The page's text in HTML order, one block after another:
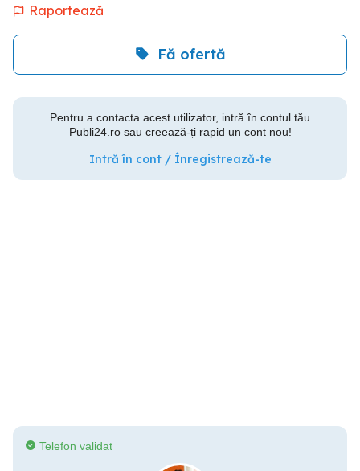
Raportează
Fă ofertă
Pentru a contacta acest utilizator, intră în contul tău
Publi24.ro sau creează-ți rapid un cont nou!
Intră în cont / Înregistrează-te
Telefon validat